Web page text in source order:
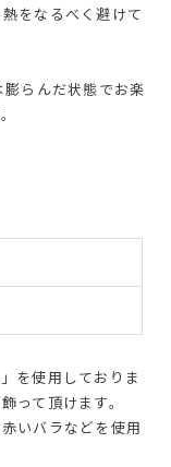
をなるべく避けて
らんだ状態でお楽
を使用しておりま
って頂けます。
いバラなどを使用